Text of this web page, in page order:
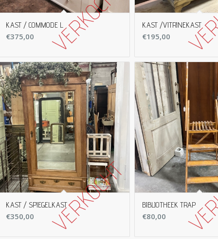
KAST / COMMODE L
€375,00
KAST /VITRINEKAST
€195,00
KAST / SPIEGELKAST
€350,00
BIBLIOTHEEK TRAP
€80,00